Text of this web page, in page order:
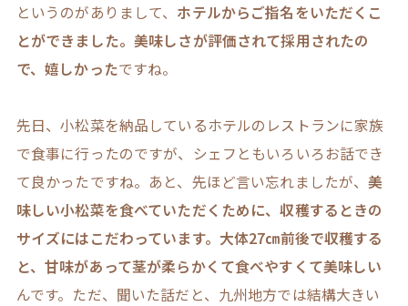
というのがありまして、 ホテルからご指名をいただくこ
とができました。美味しさが評価されて採用されたの
で、嬉しかったですね。
先日、小松菜を納品しているホテルのレストランに家族
で食事に行ったのですが、シェフともいろいろお話でき
て良かったですね。あと、先ほど言い忘れましたが、美
味しい小松菜を食べていただくために、収穫するときの
サイズにはこだわっています。大体27㎝前後で収穫する
と、甘味があって茎が柔らかくて食べやすくて美味しい
んです。ただ、聞いた話だと、九州地方では結構大きい